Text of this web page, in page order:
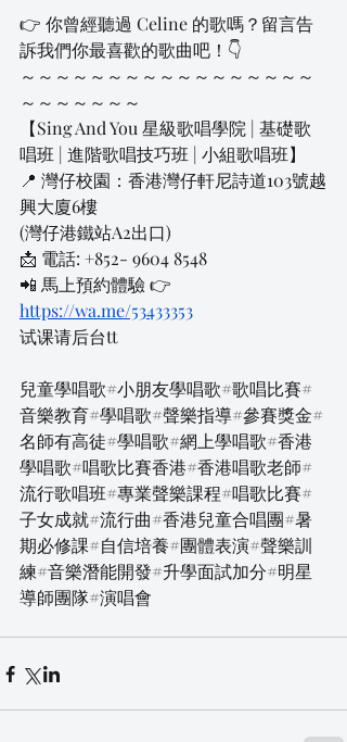
👉 你曾經聽過 Celine 的歌嗎？留言告
訴我們你最喜歡的歌曲吧！👇
～～～～～～～～～～～～～～～～～
～～～～～～～
【Sing And You 星級歌唱學院 | 基礎歌
唱班 | 進階歌唱技巧班 | 小組歌唱班】
📍 灣仔校園：香港灣仔軒尼詩道103號越
興大廈6樓
(灣仔港鐵站A2出口)
📩 電話: +852- 9604 8548
📲 馬上預約體驗 👉
https://wa.me/53433353
试课请后台tt
兒童學唱歌#小朋友學唱歌#歌唱比賽#
音樂教育#學唱歌#聲樂指導#參賽獎金#
名師有高徒#學唱歌#網上學唱歌#香港
學唱歌#唱歌比賽香港#香港唱歌老師#
流行歌唱班#專業聲樂課程#唱歌比賽#
子女成就#流行曲#香港兒童合唱團#暑
期必修課#自信培養#團體表演#聲樂訓
練#音樂潛能開發#升學面試加分#明星
導師團隊#演唱會